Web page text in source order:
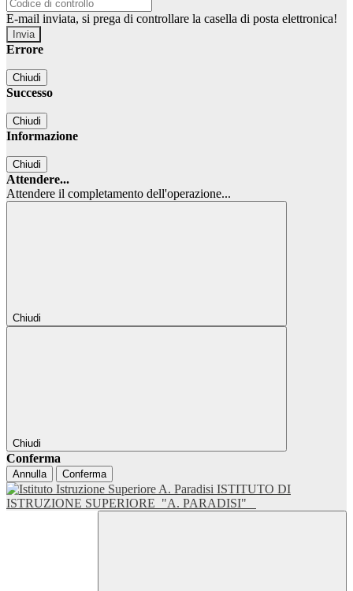
E-mail inviata, si prega di controllare la casella di posta elettronica!
Errore
Chiudi
Successo
Chiudi
Informazione
Chiudi
Attendere...
Attendere il completamento dell'operazione...
Chiudi
Chiudi
Conferma
Annulla Conferma
ISTITUTO DI
ISTRUZIONE SUPERIORE "A. PARADISI"